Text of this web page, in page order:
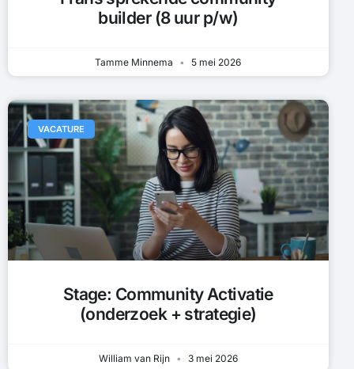
builder (8 uur p/w)
Tamme Minnema 5 mei 2026
VACATURE
Stage: Community Activatie
(onderzoek + strategie)
William van Rijn 3 mei 2026